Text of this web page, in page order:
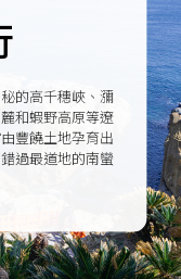
的高千穗峽、瀰
和蝦野高原等遼
豐饒土地孕育出
過最道地的南蠻